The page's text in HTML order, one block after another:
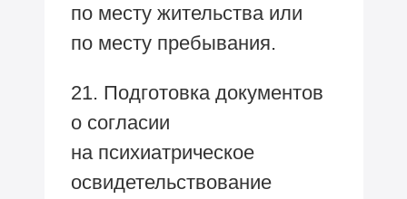
по месту жительства или
по месту пребывания.
21. Подготовка документов
о согласии
на психиатрическое
освидетельствование